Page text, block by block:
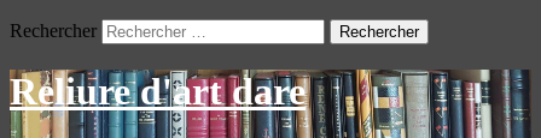
Rechercher
Reliure d'art dare